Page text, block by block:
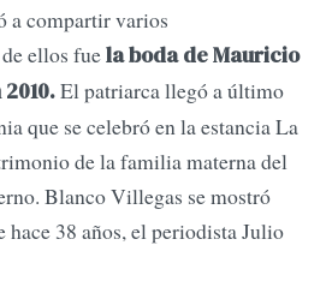
a compartir varios
ellos fuela boda de Mauricio
El patriarca llegó a último
que se celebró en la estancia La
de la familia materna del
Blanco Villegas se mostró
hace 38 años, el periodista Julio